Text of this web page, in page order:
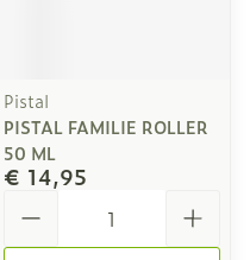
Pistal
PISTAL FAMILIE ROLLER
50 ML
€ 14,95